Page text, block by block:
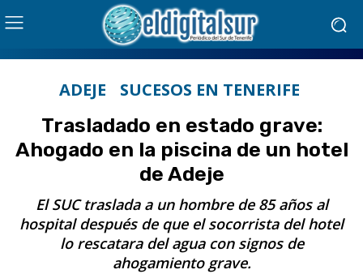
ADEJE SUCESOS EN TENERIFE
Trasladado en estado grave:
Ahogado en la piscina de un hotel
de Adeje
El SUC traslada a un hombre de 85 años al
hospital después de que el socorrista del hotel
lo rescatara del agua con signos de
ahogamiento grave.